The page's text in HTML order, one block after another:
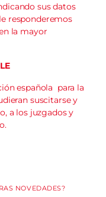
sus datos
responderemos
la mayor
española para la
suscitarse y
a los juzgados y
NOVEDADES?